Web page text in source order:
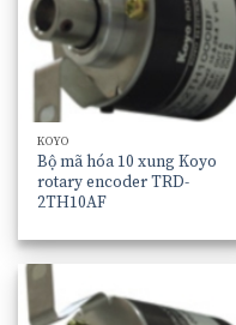
KOYO
Bộ mã hóa 10 xung Koyo
rotary encoder TRD-
2TH10AF